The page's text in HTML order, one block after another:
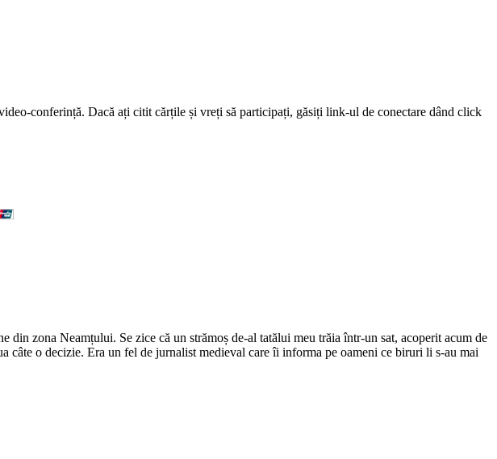
conferință. Dacă ați citit cărțile și vreți să participați, găsiți link-ul de conectare dând click
zona Neamțului. Se zice că un strămoș de-al tatălui meu trăia într-un sat, acoperit acum de
câte o decizie. Era un fel de jurnalist medieval care îi informa pe oameni ce biruri li s-au mai